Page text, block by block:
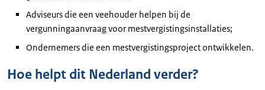
Adviseurs die een veehouder helpen bij de
vergunningaanvraag voor mestvergistingsinstallaties;
Ondernemers die een mestvergistingsproject ontwikkelen.
Hoe helpt dit Nederland verder?